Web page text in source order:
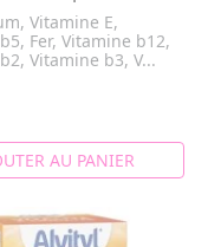
Vitamine E,
Fer, Vitamine b12,
Vitamine b3, V...
AU PANIER